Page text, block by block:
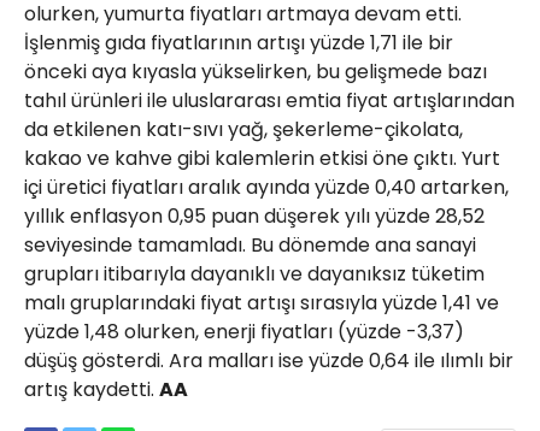
olurken, yumurta fiyatları artmaya devam etti.
İşlenmiş gıda fiyatlarının artışı yüzde 1,71 ile bir
önceki aya kıyasla yükselirken, bu gelişmede bazı
tahıl ürünleri ile uluslararası emtia fiyat artışlarından
da etkilenen katı-sıvı yağ, şekerleme-çikolata,
kakao ve kahve gibi kalemlerin etkisi öne çıktı. Yurt
içi üretici fiyatları aralık ayında yüzde 0,40 artarken,
yıllık enflasyon 0,95 puan düşerek yılı yüzde 28,52
seviyesinde tamamladı. Bu dönemde ana sanayi
grupları itibarıyla dayanıklı ve dayanıksız tüketim
malı gruplarındaki fiyat artışı sırasıyla yüzde 1,41 ve
yüzde 1,48 olurken, enerji fiyatları (yüzde -3,37)
düşüş gösterdi. Ara malları ise yüzde 0,64 ile ılımlı bir
artış kaydetti. AA